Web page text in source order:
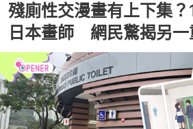
殘廁性交漫畫有上下集
日本畫師 網民驚揭另一